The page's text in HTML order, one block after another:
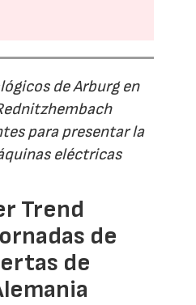
de Arburg en
para presentar la
eléctricas
Trend
de
de